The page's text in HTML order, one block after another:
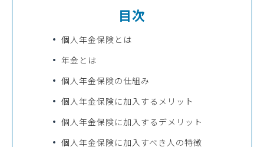
目次
個人年金保険とは
年金とは
個人年金保険の仕組み
個人年金保険に加入するメリット
個人年金保険に加入するデメリット
個人年金保険に加入すべき人の特徴